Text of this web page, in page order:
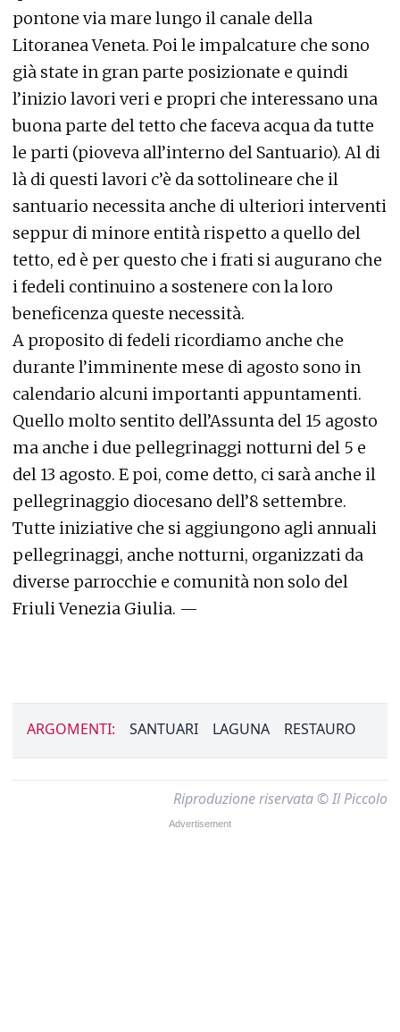
pontone via mare lungo il canale della
Litoranea Veneta. Poi le impalcature che sono
già state in gran parte posizionate e quindi
l’inizio lavori veri e propri che interessano una
buona parte del tetto che faceva acqua da tutte
le parti (pioveva all’interno del Santuario). Al di
là di questi lavori c’è da sottolineare che il
santuario necessita anche di ulteriori interventi
seppur di minore entità rispetto a quello del
tetto, ed è per questo che i frati si augurano che
i fedeli continuino a sostenere con la loro
beneficenza queste necessità.
A proposito di fedeli ricordiamo anche che
durante l’imminente mese di agosto sono in
calendario alcuni importanti appuntamenti.
Quello molto sentito dell’Assunta del 15 agosto
ma anche i due pellegrinaggi notturni del 5 e
del 13 agosto. E poi, come detto, ci sarà anche il
pellegrinaggio diocesano dell’8 settembre.
Tutte iniziative che si aggiungono agli annuali
pellegrinaggi, anche notturni, organizzati da
diverse parrocchie e comunità non solo del
Friuli Venezia Giulia. —
ARGOMENTI: SANTUARI LAGUNA RESTAURO
Riproduzione riservata © Il Piccolo